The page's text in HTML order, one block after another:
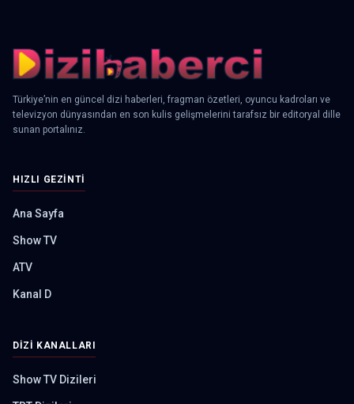
Türkiye’nin en güncel dizi haberleri, fragman özetleri, oyuncu kadroları ve
televizyon dünyasından en son kulis gelişmelerini tarafsız bir editoryal dille
sunan portalınız.
HIZLI GEZINTI
Ana Sayfa
Show TV
ATV
Kanal D
DIZI KANALLARI
Show TV Dizileri